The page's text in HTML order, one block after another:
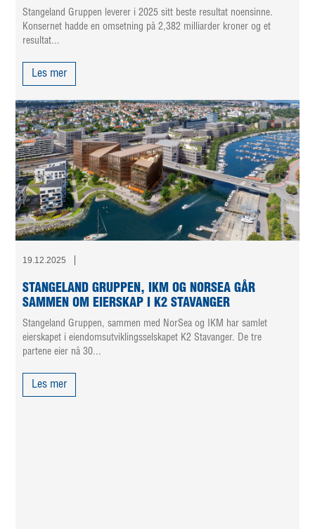
Stangeland Gruppen leverer i 2025 sitt beste resultat noensinne.
Konsernet hadde en omsetning på 2,382 milliarder kroner og et
resultat...
Les mer
19.12.2025
STANGELAND GRUPPEN, IKM OG NORSEA GÅR
SAMMEN OM EIERSKAP I K2 STAVANGER
Stangeland Gruppen, sammen med NorSea og IKM har samlet
eierskapet i eiendomsutviklingsselskapet K2 Stavanger. De tre
partene eier nå 30...
Les mer